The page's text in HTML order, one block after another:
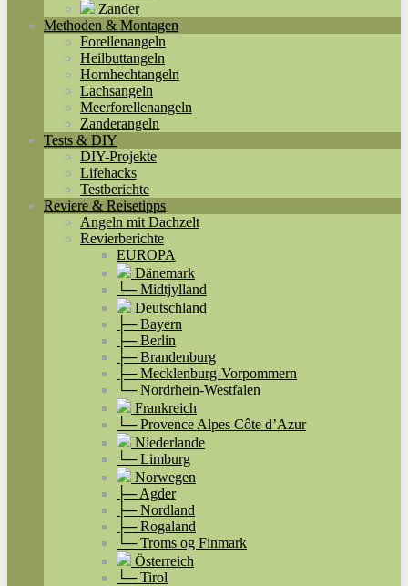
Zander
Methoden & Montagen
Forellenangeln
Heilbuttangeln
Hornhechtangeln
Lachsangeln
Meerforellenangeln
Zanderangeln
Tests & DIY
DIY-Projekte
Lifehacks
Testberichte
Reviere & Reisetipps
Angeln mit Dachzelt
Revierberichte
EUROPA
Dänemark
└─ Midtjylland
Deutschland
├─ Bayern
├─ Berlin
├─ Brandenburg
├─ Mecklenburg-Vorpommern
└─ Nordrhein-Westfalen
Frankreich
└─ Provence Alpes Côte d’Azur
Niederlande
└─ Limburg
Norwegen
├─ Agder
├─ Nordland
├─ Rogaland
└─ Troms og Finmark
Österreich
└─ Tirol